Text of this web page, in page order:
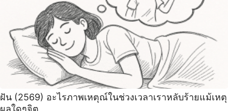
ฝัน (2569) อะไรภาพเหตุณ์ในช่วงเวลาเราหลับร้ายแม้เหตุ